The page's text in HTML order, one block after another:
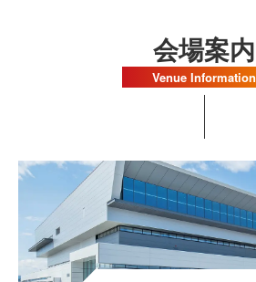
会場案内
Venue Information